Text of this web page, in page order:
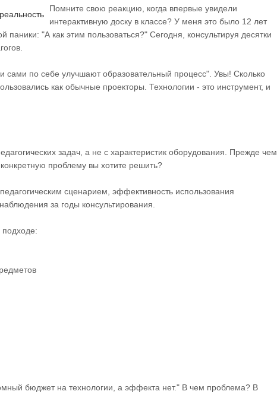
Помните свою реакцию, когда впервые увидели
интерактивную доску в классе? У меня это было 12 лет
"А как этим пользоваться?" Сегодня, консультируя десятки
сами по себе улучшают образовательный процесс". Увы! Сколько
как обычные проекторы. Технологии - это инструмент, и
задач, а не с характеристик оборудования. Прежде чем
конкретную проблему вы хотите решить?
сценарием, эффективность использования
за годы консультирования.
бюджет на технологии, а эффекта нет." В чем проблема? В